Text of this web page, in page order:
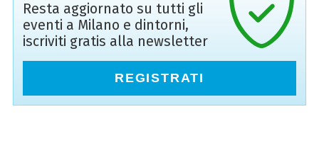
Resta aggiornato su tutti gli
eventi a Milano e dintorni,
iscriviti gratis alla newsletter
REGISTRATI